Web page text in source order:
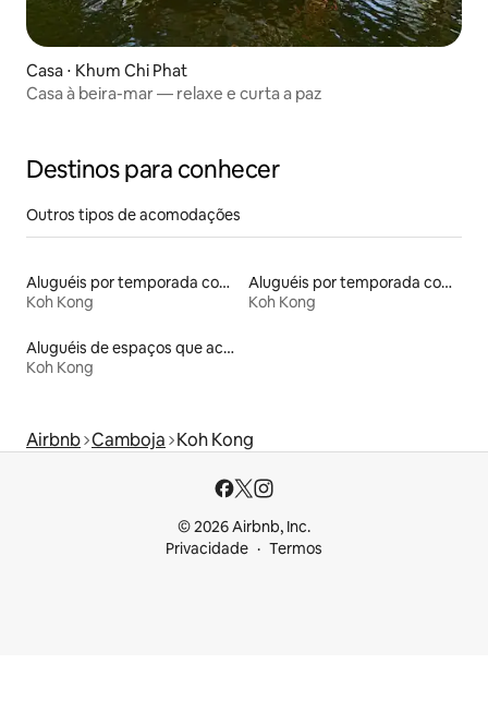
Casa ⋅ Khum Chi Phat
Casa à beira-mar — relaxe e curta a paz
Destinos para conhecer
Outros tipos de acomodações
Aluguéis por temporada com acesso ao lago
Koh Kong
Aluguéis por temporada com café da manhã
Koh Kong
Aluguéis de espaços que aceitam animais de estimação
Koh Kong
Airbnb Camboja Koh Kong
© 2026 Airbnb, Inc.
Privacidade
Termos